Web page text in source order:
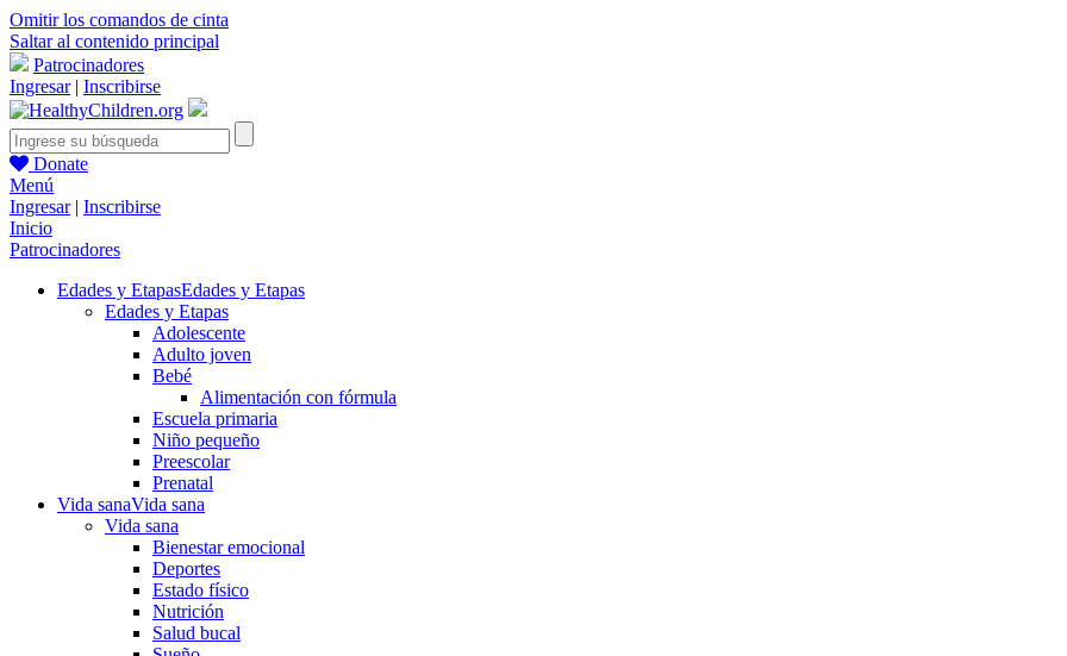
Omitir los comandos de cinta
Saltar al contenido principal
Patrocinadores
Ingresar| Inscribirse
Donate
Menú
Ingresar| Inscribirse
Inicio
Patrocinadores
Edades y EtapasEdades y Etapas
Edades y Etapas
Adolescente
Adulto joven
Bebé
Alimentación con fórmula
Escuela primaria
Niño pequeño
Preescolar
Prenatal
Vida sanaVida sana
Vida sana
Bienestar emocional
Deportes
Estado físico
Nutrición
Salud bucal